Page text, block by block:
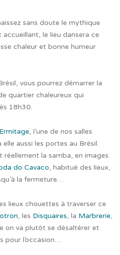
sans doute le mythique
accueillant, le lieu dansera ce
chaleur et bonne humeur
vous pourrez démarrer la
quartier chaleureux qui
18h30.
, l’une de nos salles
aussi les portes au Brésil.
réellement la samba, en images
do Cavaco, habitué des lieux,
la fermeture…
lieux chouettes à traverser ce
, les Disquaires, la Marbrerie,
on va plutôt se désaltérer et
pour l’occasion…